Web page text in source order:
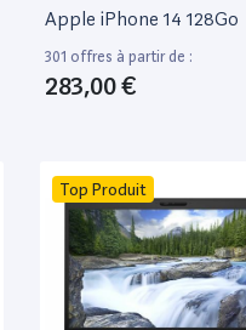
Apple iPhone 14 128Go
301 offres à partir de :
283,00 €
Top Produit